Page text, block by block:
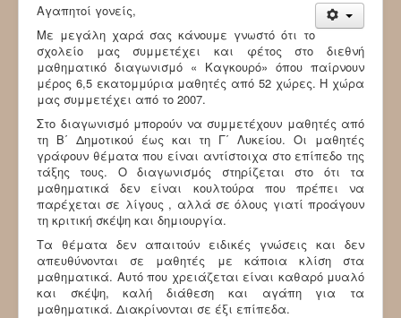
Αγαπητοί γονείς,
Με μεγάλη χαρά σας κάνουμε γνωστό ότι το
σχολείο μας συμμετέχει και φέτος στο διεθνή
μαθηματικό διαγωνισμό « Καγκουρό» όπου παίρνουν
μέρος 6,5 εκατομμύρια μαθητές από 52 χώρες. Η χώρα
μας συμμετέχει από το 2007.
Στο διαγωνισμό μπορούν να συμμετέχουν μαθητές από
τη Β΄ Δημοτικού έως και τη Γ΄ Λυκείου. Οι μαθητές
γράφουν θέματα που είναι αντίστοιχα στο επίπεδο της
τάξης τους. Ο διαγωνισμός στηρίζεται στο ότι τα
μαθηματικά δεν είναι κουλτούρα που πρέπει να
παρέχεται σε λίγους , αλλά σε όλους γιατί προάγουν
τη κριτική σκέψη και δημιουργία.
Τα θέματα δεν απαιτούν ειδικές γνώσεις και δεν
απευθύνονται σε μαθητές με κάποια κλίση στα
μαθηματικά. Αυτό που χρειάζεται είναι καθαρό μυαλό
και σκέψη, καλή διάθεση και αγάπη για τα
μαθηματικά. Διακρίνονται σε έξι επίπεδα.